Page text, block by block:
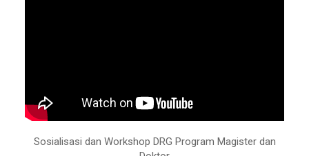
Sosialisasi dan Workshop DRG Program Magister dan